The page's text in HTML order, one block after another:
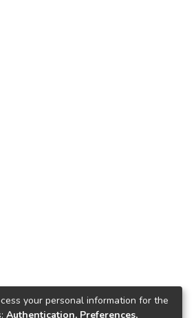
your personal information for the
Authentication, Preferences,